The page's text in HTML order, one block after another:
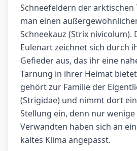
Schneefeldern der
man einen
Schneekauz (Strix nivicolum).
Eulenart zeichnet sich durch
Gefieder aus, das ihr eine
Tarnung in ihrer Heimat
gehört zur Familie der
(Strigidae) und nimmt dort
Stellung ein, denn nur
Verwandten haben sich an
kaltes Klima angepasst.